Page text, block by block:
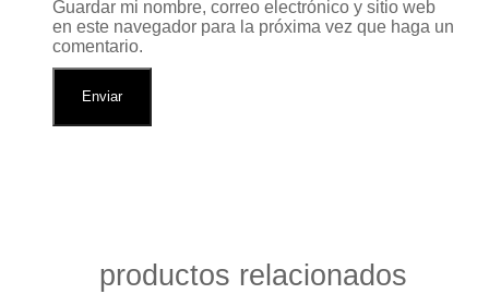
Guardar mi nombre, correo electrónico y sitio web
en este navegador para la próxima vez que haga un
comentario.
productos relacionados